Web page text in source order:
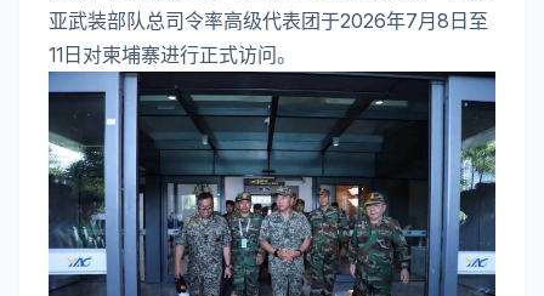
亚武装部队总司令率高级代表团于2026年7月8日至
11日对柬埔寨进行正式访问。